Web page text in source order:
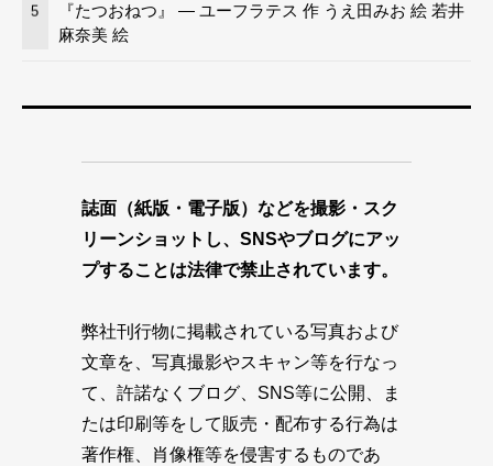
5
『たつおねつ』 — ユーフラテス 作 うえ田みお 絵 若井
麻奈美 絵
誌面（紙版・電子版）などを撮影・スク
リーンショットし、SNSやブログにアッ
プすることは法律で禁止されています。
弊社刊行物に掲載されている写真および
文章を、写真撮影やスキャン等を行なっ
て、許諾なくブログ、SNS等に公開、ま
たは印刷等をして販売・配布する行為は
著作権、肖像権等を侵害するものであ